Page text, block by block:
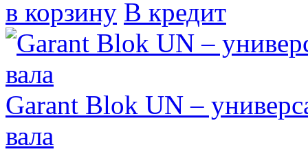
в корзину В кредит
Garant Blok UN –
вала